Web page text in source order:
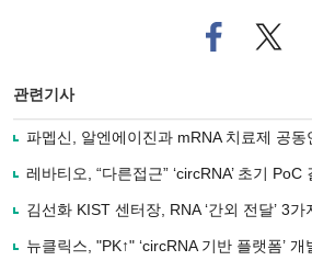
페
이
로
사
유
기
트위
터로
관련기사
파멥신, 알엔에이진과 mRNA 치료제 공동
레바티오, “다른접근” ‘circRNA’ 초기 PoC
김선화 KIST 센터장, RNA ‘간외 전달’ 3가
뉴클릭스, "PK↑" ‘circRNA 기반 플랫폼’